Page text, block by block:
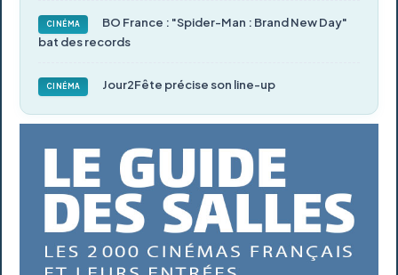
CINÉMA
BO France : "Spider-Man : Brand New Day"
bat des records
CINÉMA Jour2Fête précise son line-up